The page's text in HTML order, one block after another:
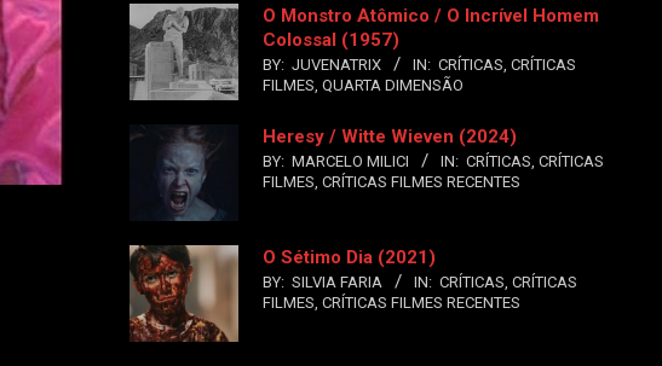
O Monstro Atômico / O Incrível Homem
Colossal (1957)
BY: JUVENATRIX IN: CRÍTICAS, CRÍTICAS
FILMES, QUARTA DIMENSÃO
Heresy / Witte Wieven (2024)
BY: MARCELO MILICI IN: CRÍTICAS, CRÍTICAS
FILMES, CRÍTICAS FILMES RECENTES
O Sétimo Dia (2021)
BY: SILVIA FARIA IN: CRÍTICAS, CRÍTICAS
FILMES, CRÍTICAS FILMES RECENTES